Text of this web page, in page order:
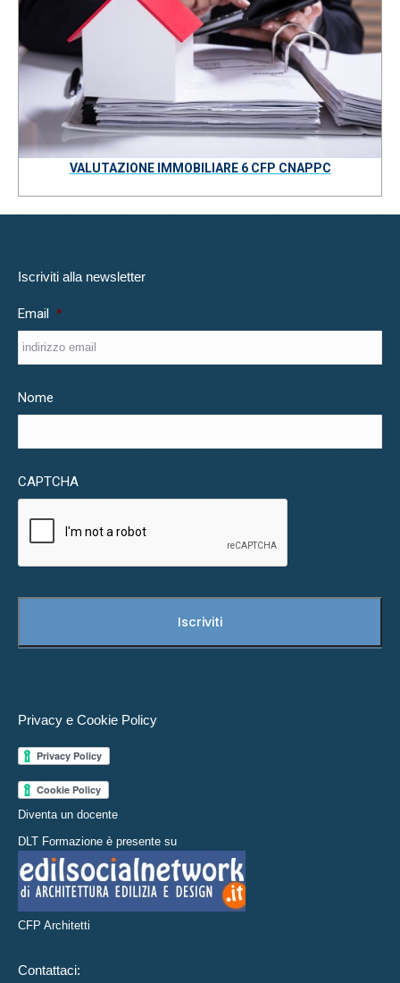
VALUTAZIONE IMMOBILIARE 6 CFP CNAPPC
Iscriviti alla newsletter
Email *
Nome
CAPTCHA
Privacy e Cookie Policy
Diventa un docente
DLT Formazione è presente su
CFP Architetti
Contattaci: